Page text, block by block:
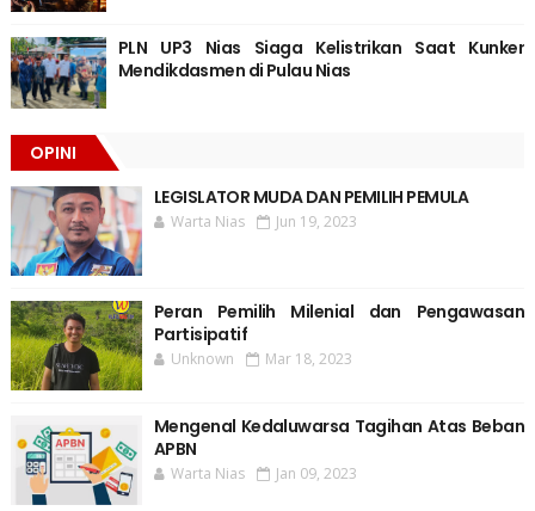
PLN UP3 Nias Siaga Kelistrikan Saat Kunker
Mendikdasmen di Pulau Nias
OPINI
LEGISLATOR MUDA DAN PEMILIH PEMULA
Warta Nias Jun 19, 2023
Peran Pemilih Milenial dan Pengawasan
Partisipatif
Unknown Mar 18, 2023
Mengenal Kedaluwarsa Tagihan Atas Beban
APBN
Warta Nias Jan 09, 2023